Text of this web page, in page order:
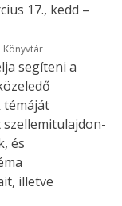
17., kedd –
Könyvtár
segíteni a
témáját
és
illetve